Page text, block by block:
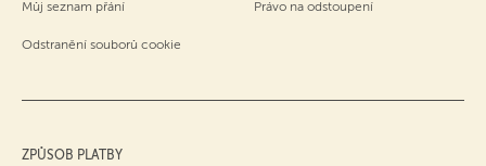
Můj seznam přání
Odstranění souborů cookie
Právo na odstoupení
ZPŮSOB PLATBY